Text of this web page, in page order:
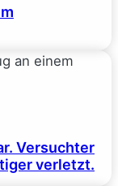
Versuchter
verletzt.